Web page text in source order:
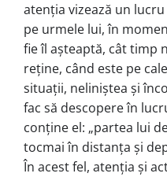
atenția vizează un
pe urmele lui, în
fie îl așteaptă, cât timp
reține, când este pe
situații, neliniștea și
fac să descopere în
conține el: „partea lui
tocmai în distanța și
În acest fel, atenția și